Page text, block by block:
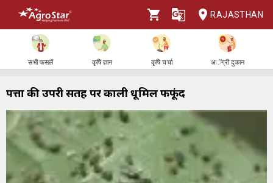
RAJASTHAN
सभी फसलें कृषि ज्ञान कृषि चर्चा अॅग्री दुकान
पत्तों की उपरी सतह पर काली धूमिल फफूंद